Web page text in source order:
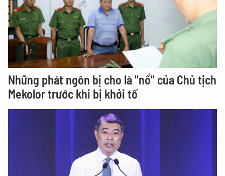
Những phát ngôn bị cho là "nổ" của Chủ tịch
Mekolor trước khi bị khởi tố